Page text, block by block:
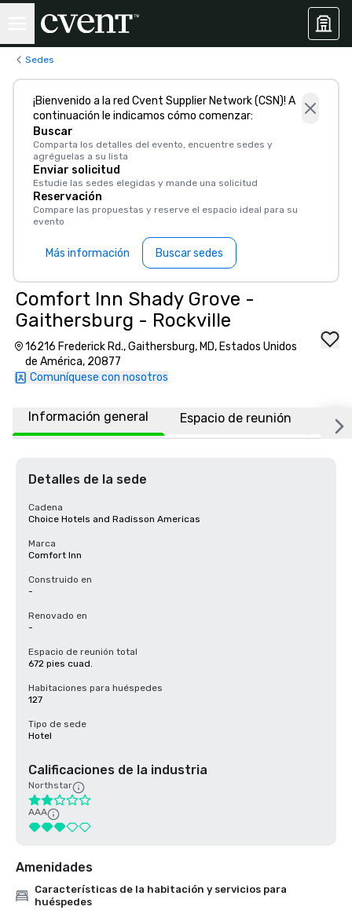
Sedes
¡Bienvenido a la red Cvent Supplier Network (CSN)! A
continuación le indicamos cómo comenzar:
Buscar
Comparta los detalles del evento, encuentre sedes y
agréguelas a su lista
Enviar solicitud
Estudie las sedes elegidas y mande una solicitud
Reservación
Compare las propuestas y reserve el espacio ideal para su
evento
Más información Buscar sedes
Comfort Inn Shady Grove -
Gaithersburg - Rockville
16216 Frederick Rd., Gaithersburg, MD, Estados Unidos
de América, 20877
Comuníquese con nosotros
Información general Espacio de reunión
Detalles de la sede
Cadena
Choice Hotels and Radisson Americas
Marca
Comfort Inn
Construido en
-
Renovado en
-
Espacio de reunión total
672 pies cuad.
Habitaciones para huéspedes
127
Tipo de sede
Hotel
Calificaciones de la industria
Northstar
AAA
Amenidades
Características de la habitación y servicios para
huéspedes